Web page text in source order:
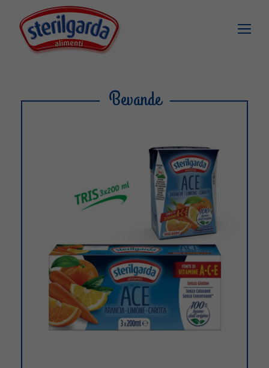
Bevande